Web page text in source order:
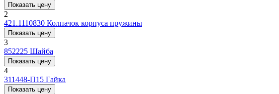
Показать цену
2
421.1110830 Колпачок корпуса пружины
Показать цену
3
852225 Шайба
Показать цену
4
311448-П15 Гайка
Показать цену